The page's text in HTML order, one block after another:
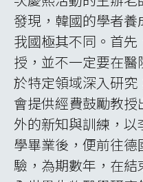
再舉韓笑兒醫療機
療機構在全世界各地
所參觀的其中一間
明几淨，患者就醫
長也能了解患童的
機構裡隨處一隅，
的巧思，家長也能
部分，光是一個呼